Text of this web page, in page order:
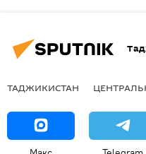
ТАДЖИКИСТАН